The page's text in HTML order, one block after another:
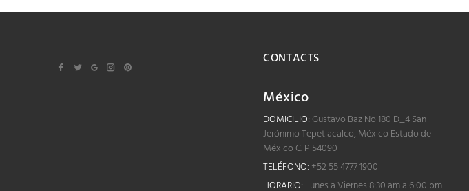
CONTACTS
México
DOMICILIO:Gustavo Baz No 180 D_4 San
Jerónimo Tepetlacalco, México Estado de
México C. P 54090
TELÉFONO: +52 55 4777 1900
HORARIO: Lunes a Viernes 8:30 am a 6:00 pm